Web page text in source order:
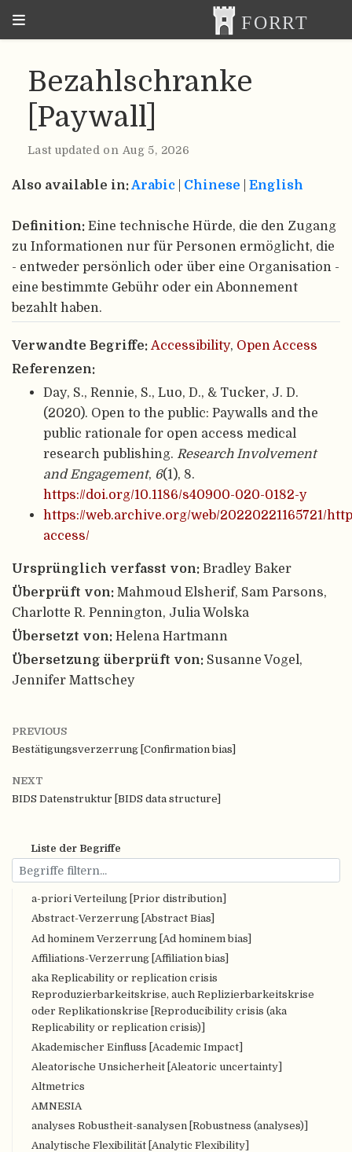
Liste der Begriffe
a-priori Verteilung [Prior distribution]
Abstract-Verzerrung [Abstract Bias]
Ad hominem Verzerrung [Ad hominem bias]
Affiliations-Verzerrung [Affiliation bias]
aka Replicability or replication crisis
Reproduzierbarkeitskrise, auch Replizierbarkeitskrise
oder Replikationskrise [Reproducibility crisis (aka
Replicability or replication crisis)]
Akademischer Einfluss [Academic Impact]
Aleatorische Unsicherheit [Aleatoric uncertainty]
Altmetrics
AMNESIA
analyses Robustheit-sanalysen [Robustness (analyses)]
Analytische Flexibilität [Analytic Flexibility]
Bezahlschranke
[Paywall]
Last updated on Aug 5, 2026
Also available in:Arabic Chinese English
Definition: Eine technische Hürde, die den Zugang
zu Informationen nur für Personen ermöglicht, die
- entweder persönlich oder über eine Organisation -
eine bestimmte Gebühr oder ein Abonnement
bezahlt haben.
Verwandte Begriffe: Accessibility, Open Access
Referenzen:
Day, S., Rennie, S., Luo, D., & Tucker, J. D.
(2020). Open to the public: Paywalls and the
public rationale for open access medical
research publishing. Research Involvement
and Engagement, 6(1), 8.
https://doi.org/10.1186/s40900-020-0182-y
https://web.archive.org/web/20220221165721/
access/
Ursprünglich verfasst von: Bradley Baker
Überprüft von: Mahmoud Elsherif, Sam Parsons,
Charlotte R. Pennington, Julia Wolska
Übersetzt von: Helena Hartmann
Übersetzung überprüft von: Susanne Vogel,
Jennifer Mattschey
PREVIOUS
Bestätigungsverzerrung [Confirmation bias]
NEXT
BIDS Datenstruktur [BIDS data structure]